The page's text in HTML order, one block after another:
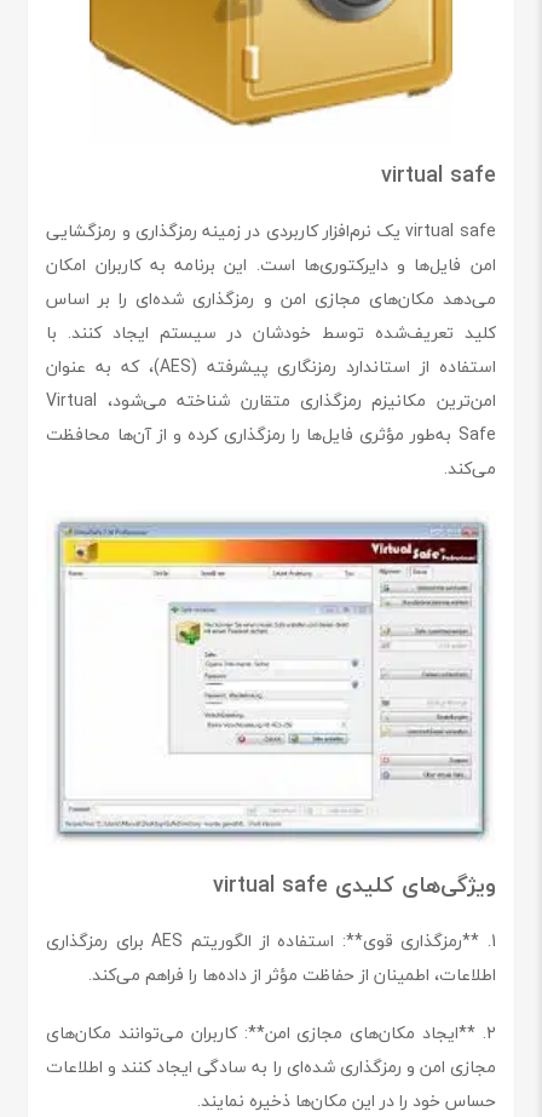
virtual safe
virtual safe یک نرم‌افزار کاربردی در زمینه رمزگذاری و رمزگشایی
امن فایل‌ها و دایرکتوری‌ها است. این برنامه به کاربران امکان
می‌دهد مکان‌های مجازی امن و رمزگذاری شده‌ای را بر اساس
کلید تعریف‌شده توسط خودشان در سیستم ایجاد کنند. با
استفاده از استاندارد رمزنگاری پیشرفته (AES)، که به عنوان
امن‌ترین مکانیزم رمزگذاری متقارن شناخته می‌شود، Virtual
Safe به‌طور مؤثری فایل‌ها را رمزگذاری کرده و از آن‌ها محافظت
می‌کند.
ویژگی‌های کلیدی virtual safe
1. **رمزگذاری قوی**: استفاده از الگوریتم AES برای رمزگذاری
اطلاعات، اطمینان از حفاظت مؤثر از داده‌ها را فراهم می‌کند.
2. **ایجاد مکان‌های مجازی امن**: کاربران می‌توانند مکان‌های
مجازی امن و رمزگذاری شده‌ای را به سادگی ایجاد کنند و اطلاعات
حساس خود را در این مکان‌ها ذخیره نمایند.